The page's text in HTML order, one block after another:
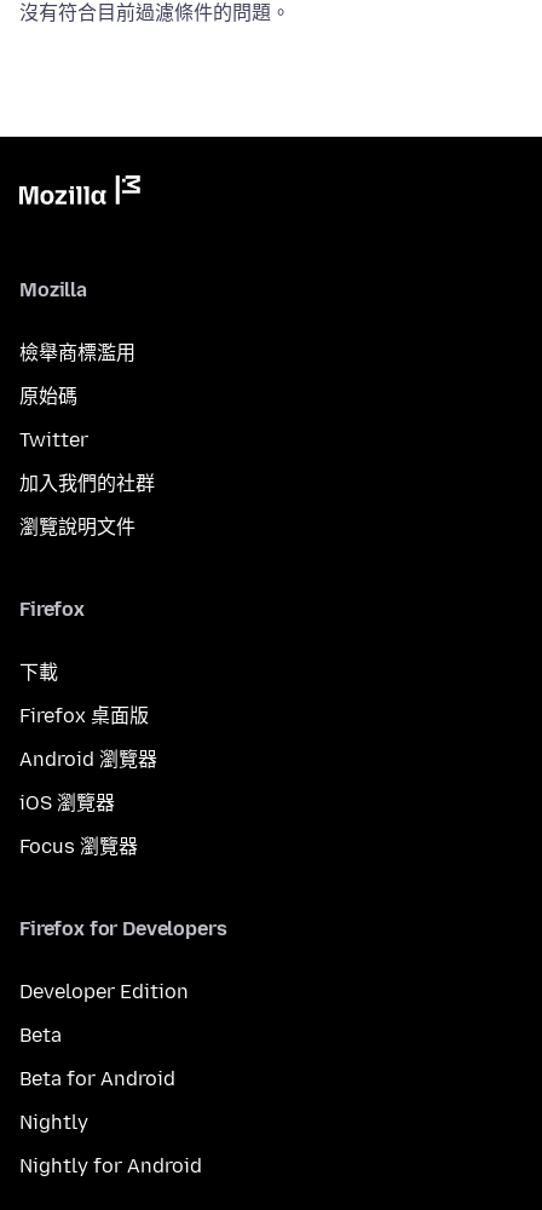
沒有符合目前過濾條件的問題。
Mozilla
檢舉商標濫用
原始碼
Twitter
加入我們的社群
瀏覽說明文件
Firefox
下載
Firefox 桌面版
Android 瀏覽器
iOS 瀏覽器
Focus 瀏覽器
Firefox for Developers
Developer Edition
Beta
Beta for Android
Nightly
Nightly for Android